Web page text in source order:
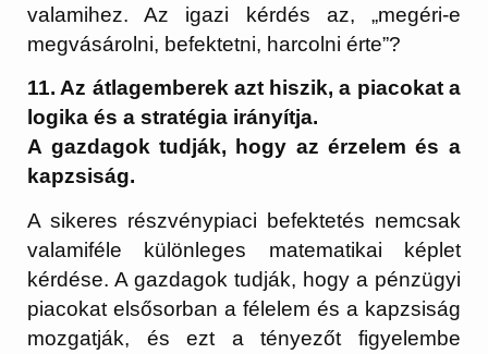
valamihez. Az igazi kérdés az, „megéri-e
megvásárolni, befektetni, harcolni érte”?
11. Az átlagemberek azt hiszik, a piacokat a
logika és a stratégia irányítja.
A gazdagok tudják, hogy az érzelem és a
kapzsiság.
A sikeres részvénypiaci befektetés nemcsak
valamiféle különleges matematikai képlet
kérdése. A gazdagok tudják, hogy a pénzügyi
piacokat elsősorban a félelem és a kapzsiság
mozgatják, és ezt a tényezőt figyelembe